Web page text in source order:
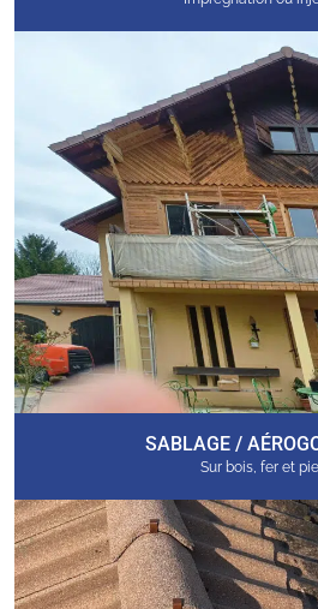
SABLAGE /
Sur bois, fer et